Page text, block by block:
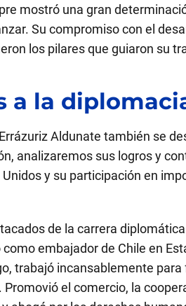
mostró una gran
Su compromiso con el
los pilares que guiaron su
a la
Aldunate también se
analizaremos sus logros y
y su participación en
de la carrera
embajador de Chile en
trabajó incansablemente
el comercio, la